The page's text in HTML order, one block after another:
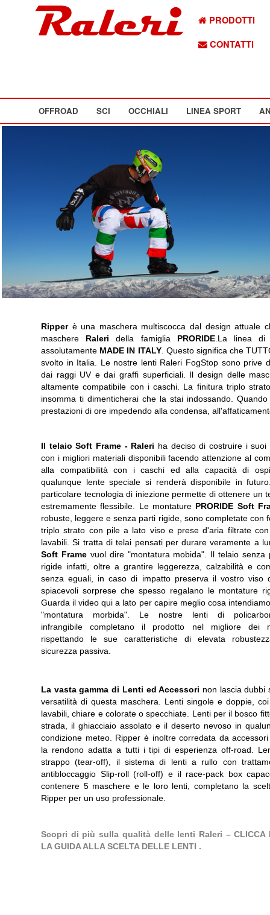
PRODOTTI
CONTATTI
OFFROAD SCI OCCHIALI LINEA SPORT
Ripper è una maschera multiscocca dal design attuale
maschere Raleri della famiglia PRORIDE.La linea di
assolutamente MADE IN ITALY. Questo significa che
svolto in Italia. Le nostre lenti Raleri FogStop sono prive
dai raggi UV e dai graffi superficiali. Il design delle
altamente compatibile con i caschi. La finitura triplo
insomma ti dimenticherai che la stai indossando.
prestazioni di ore impedendo alla condensa,
Il telaio Soft Frame - Raleri ha deciso di costruire i suoi
con i migliori materiali disponibili facendo attenzione al
alla compatibilità con i caschi ed alla capacità di
qualunque lente speciale si renderà disponibile in
particolare tecnologia di iniezione permette di ottenere un
estremamente flessibile. Le montature PRORIDE Soft
robuste, leggere e senza parti rigide, sono completate con
triplo strato con pile a lato viso e prese d'aria filtrate
lavabili. Si tratta di telai pensati per durare veramente a
Soft Framevuol dire "montatura mobida". Il telaio senza
rigide infatti, oltre a grantire leggerezza, calzabilità e
senza eguali, in caso di impatto preserva il vostro viso
spiacevoli sorprese che spesso regalano le montature
Guarda il video qui a lato per capire meglio cosa
"montatura morbida". Le nostre lenti di
infrangibile completano il prodotto nel migliore dei
rispettando le sue caratteristiche di elevata
sicurezza passiva.
La vasta gamma di Lenti ed Accessori non lascia dubbi
versatilità di questa maschera. Lenti singole e doppie,
lavabili, chiare e colorate o specchiate. Lenti per il bosco
strada, il ghiacciaio assolato e il deserto nevoso in
condizione meteo. Ripper è inoltre corredata da
la rendono adatta a tutti i tipi di esperienza off-road.
strappo (tear-off), il sistema di lenti a rullo con
antibloccaggio Slip-roll (roll-off) e il race-pack box
contenere 5 maschere e le loro lenti, completano la
Ripper per un uso professionale.
Scopri di più sulla qualità delle lenti Raleri – CLICCA
LA GUIDA ALLA SCELTA DELLE LENTI .